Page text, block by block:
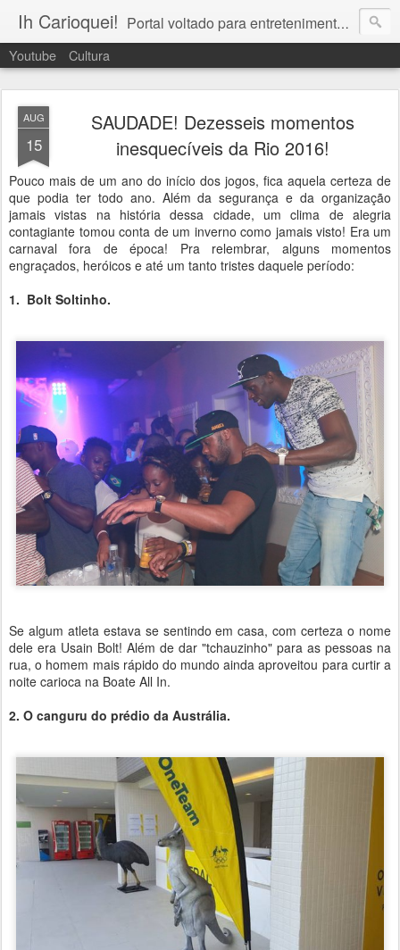
Ih Carioquei! Portal voltado para entretenimento, lazer, cultura e arte no Rio de Janeiro!
Youtube Cultura
AUG
15
SAUDADE! Dezesseis momentos
inesquecíveis da Rio 2016!
Pouco mais de um ano do início dos jogos, fica aquela certeza de
que podia ter todo ano. Além da segurança e da organização
jamais vistas na história dessa cidade, um clima de alegria
contagiante tomou conta de um inverno como jamais visto! Era um
carnaval fora de época! Pra relembrar, alguns momentos
engraçados, heróicos e até um tanto tristes daquele período:
1. Bolt Soltinho.
Se algum atleta estava se sentindo em casa, com certeza o nome
dele era Usain Bolt! Além de dar "tchauzinho" para as pessoas na
rua, o homem mais rápido do mundo ainda aproveitou para curtir a
noite carioca na Boate All In.
2. O canguru do prédio da Austrália.